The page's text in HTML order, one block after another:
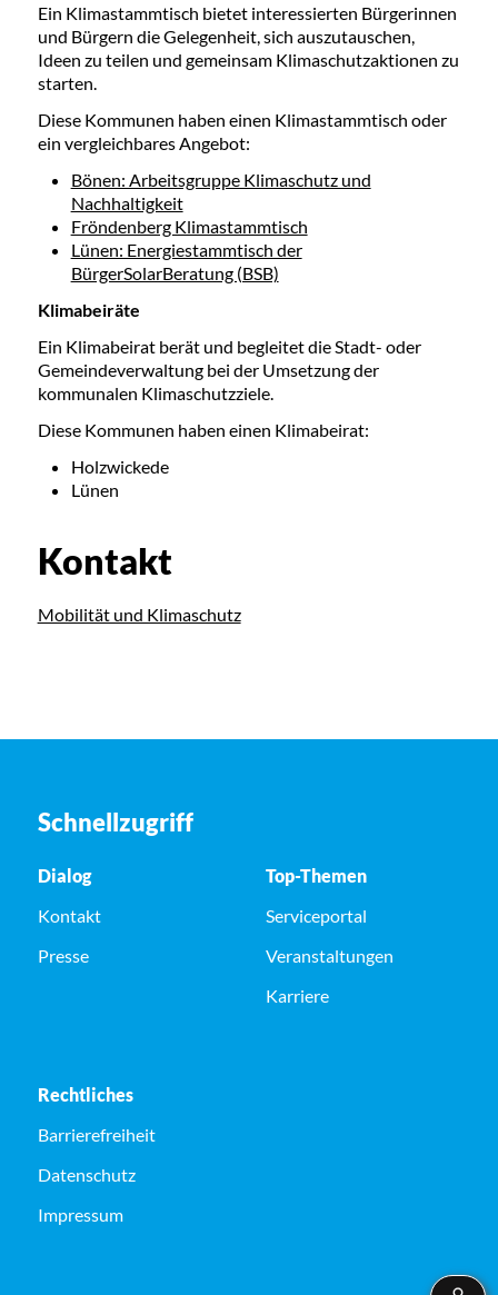
Ein Klimastammtisch bietet interessierten Bürgerinnen
und Bürgern die Gelegenheit, sich auszutauschen,
Ideen zu teilen und gemeinsam Klimaschutzaktionen zu
starten.
Diese Kommunen haben einen Klimastammtisch oder
ein vergleichbares Angebot:
Bönen: Arbeitsgruppe Klimaschutz und
Nachhaltigkeit
Fröndenberg Klimastammtisch
Lünen: Energiestammtisch der
BürgerSolarBeratung (BSB)
Klimabeiräte
Ein Klimabeirat berät und begleitet die Stadt- oder
Gemeindeverwaltung bei der Umsetzung der
kommunalen Klimaschutzziele.
Diese Kommunen haben einen Klimabeirat:
Holzwickede
Lünen
Kontakt
Mobilität und Klimaschutz
Schnellzugriff
Dialog
Kontakt
Presse
Top-Themen
Serviceportal
Veranstaltungen
Karriere
Rechtliches
Barrierefreiheit
Datenschutz
Impressum